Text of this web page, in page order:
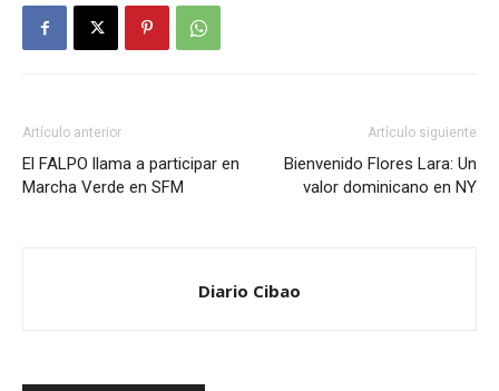
Artículo anterior
El FALPO llama a participar en
Marcha Verde en SFM
Artículo siguiente
Bienvenido Flores Lara: Un
valor dominicano en NY
Diario Cibao